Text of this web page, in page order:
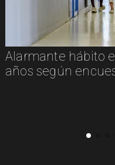
Alarmante hábito
años según